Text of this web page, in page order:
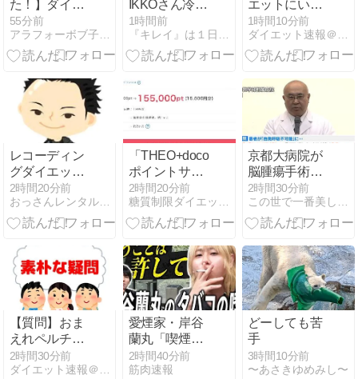
た！】ダイエ
ットの成功の
秘訣は？
55分前
アラフォーボブ子の16時間断食オートファジーダイエット
IKKOさん冷蔵
庫のマストア
イテム～ねこ
ぶだし、ヤマ
～
1時間前
『キレイ』は１日にしてならず
エットにいい
のは、運動そ
のものの消費
エネルギーよ
に使われるエ
ネルギーが大
きいからなん
だよ。
1時間10分前
ダイエット速報＠２ちゃんねる
レコーディン
グダイエット
2026/7/31《プ
チ断食》
2時間20分前
おっさんレンタル（美魔おっさん活動記）健康＆美容ブログ
「THEO+docomo」
ポイントサイ
ト案件口座開
設と入金で
15,500円！お
用が超得！
2時間20分前
糖質制限ダイエットとか陸マイラーとかいろいろやってみた
京都大病院が
脳腫瘍手術で
誤って正常な
組織摘出、50
代女性患者は
2時間30分前
この世で一番美しく痩せるダイエット
【質問】おま
えれペルチェ
素子の首ネッ
ククーラー持
2時間30分前
愛煙家・岸谷
蘭丸「喫煙者
の権利がマジ
で侵害されて
2時間40分前
筋肉速報
どーしても苦
手
3時間10分前
〜あさきゆめみし〜